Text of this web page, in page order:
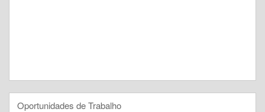
Oportunidades de Trabalho